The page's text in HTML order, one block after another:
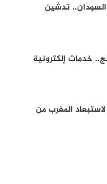
السودان.. تدشين
خدمات إلكترونية
المغرب من